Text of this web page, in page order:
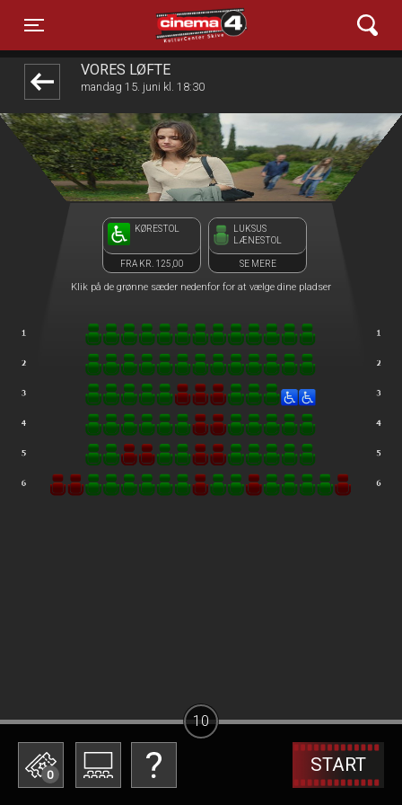
Toggle navigation
Cinema4
VORES LØFTE
mandag 15. juni kl. 18:30
KØRESTOL
FRA KR. 125,00
LUKSUS
LÆNESTOL
SE MERE
Klik på de grønne sæder nedenfor for at vælge dine pladser
0 START
10
front05-temp 091535